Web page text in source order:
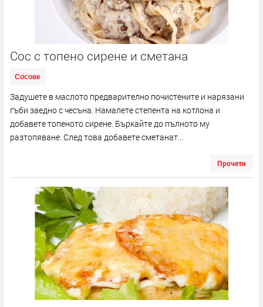
Сос с топено сирене и сметана
Сосове
Задушете в маслото предварително почистените и нарязани
гъби заедно с чесъна. Намалете степента на котлона и
добавете топеното сирене. Бъркайте до пълното му
разтопяване. След това добавете сметанат...
Прочети